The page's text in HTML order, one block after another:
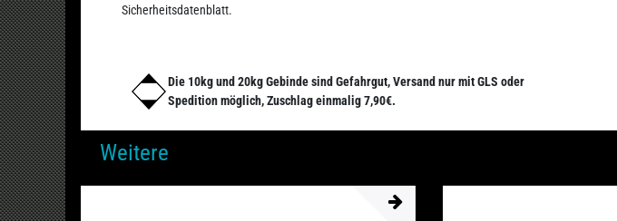
Sicherheitsdatenblatt.
Die 10kg und 20kg Gebinde sind Gefahrgut, Versand nur mit GLS oder
Spedition möglich, Zuschlag einmalig 7,90€.
Weitere